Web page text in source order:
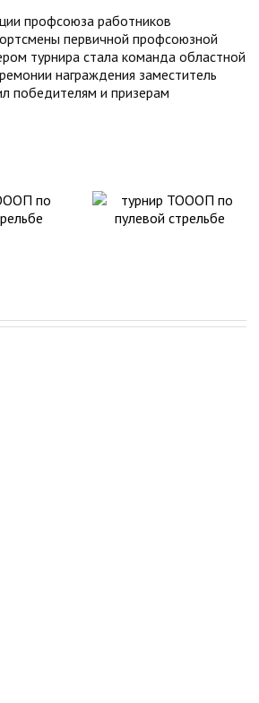
профсоюза работников
первичной профсоюзной
турнира стала команда областной
награждения заместитель
победителям и призерам